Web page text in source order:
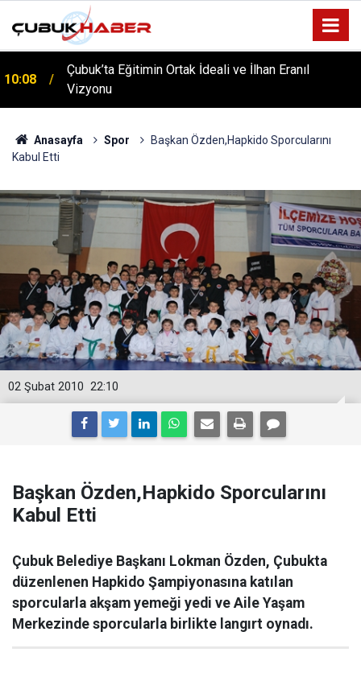
10:08
Çubuk’ta Eğitimin Ortak İdeali ve İlhan Eranıl
Vizyonu
12:06
ÇUBUK’TA ‘YAZA MERHABA’ COŞKUSU: Kursiyerler
Gönüllerince Eğlendi!
Anasayfa Spor
Başkan Özden,Hapkido Sporcularını
Kabul Etti
22:10
02 Şubat 2010
Başkan Özden,Hapkido Sporcularını
Kabul Etti
Çubuk Belediye Başkanı Lokman Özden, Çubukta
düzenlenen Hapkido Şampiyonasına katılan
sporcularla akşam yemeği yedi ve Aile Yaşam
Merkezinde sporcularla birlikte langırt oynadı.